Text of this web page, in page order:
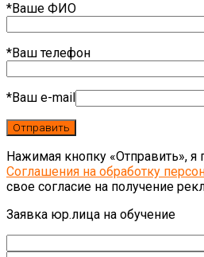
*Ваше ФИО
*Ваш телефон
*Ваш e-mail
Нажимая кнопку «Отправить»,
Соглашения на обработку
свое согласие на получение
Заявка юр.лица на обучение